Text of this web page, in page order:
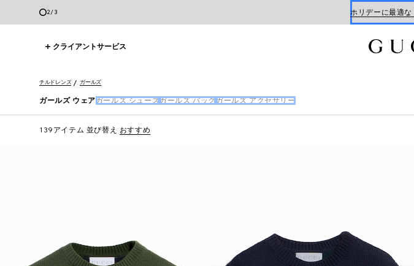
2/3 ホリデーに最適
クライアントサービス
チルドレンズ ガールズ
ガールズ ウェア ガールズ シューズ ガールズ バッグ ガールズ アクセサリー
139アイテム 並び替え おすすめ